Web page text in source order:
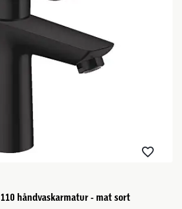
110 håndvaskarmatur - mat sort